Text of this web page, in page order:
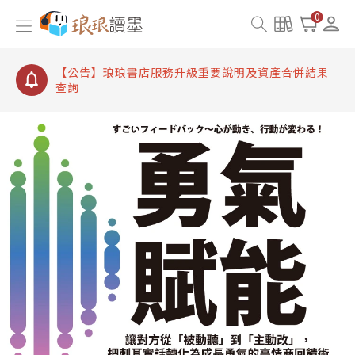
0
【公告】琅琅讀墨書櫃開通常見問題
【公告】琅琅讀墨 3 分鐘完成書櫃開通與資產合併申
【公告】琅琅書店服務升級重要說明及資產合併結果
查詢